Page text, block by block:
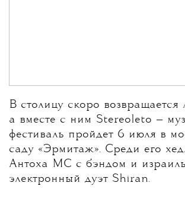
В столицу скоро возвращается
а вместе с ним Stereoleto —
фестиваль пройдет 6 июля в
саду «Эрмитаж». Среди его
Антоха МС с бэндом и
электронный дуэт Shiran.